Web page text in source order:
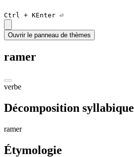
Ctrl + KEnter ⏎
Ouvrir le panneau de thèmes
ramer
verbe
Décomposition syllabique
ramer
Étymologie